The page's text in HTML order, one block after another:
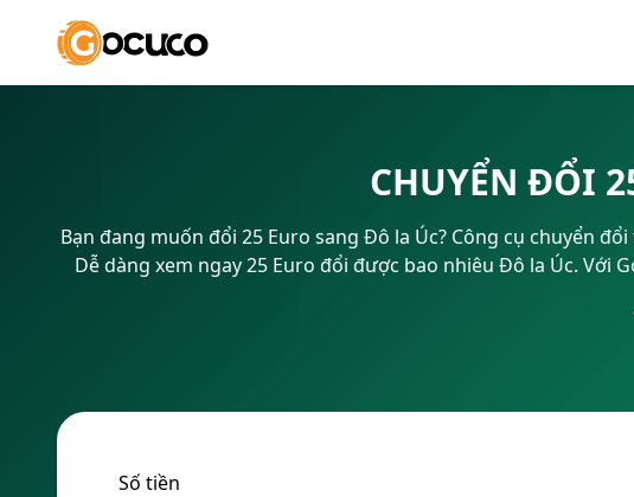
CHUYỂN ĐỔI
Bạn đang muốn đổi 25 Euro sang Đô la Úc? Công cụ chuyển
Dễ dàng xem ngay 25 Euro đổi được bao nhiêu Đô la Úc. Với
Số tiền